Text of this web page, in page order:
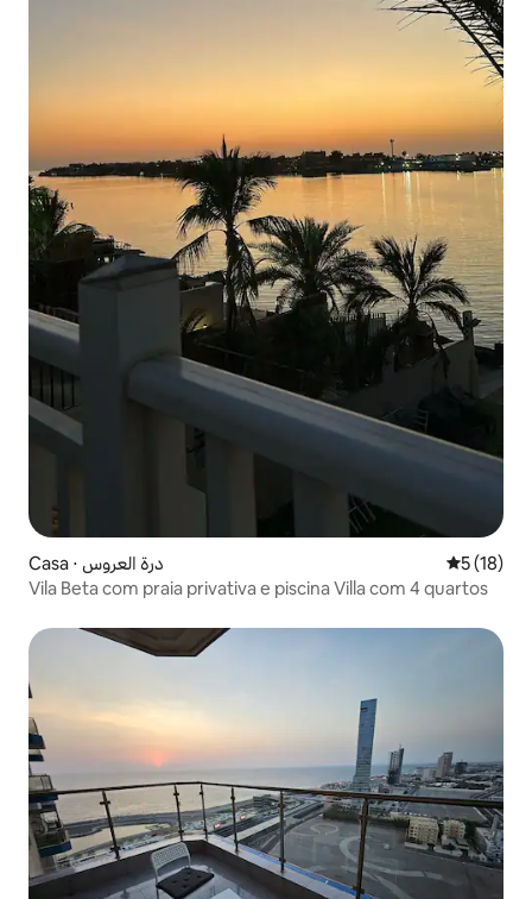
Casa ⋅ درة العروس 5 de uma
5 (18)
Vila Beta com praia privativa e piscina Villa com 4 quartos